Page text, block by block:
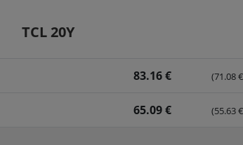
TCL 20Y
83.16 € (71.08
65.09 € (55.63